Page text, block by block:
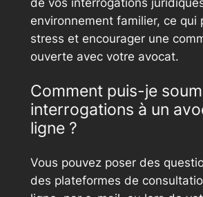
de vos interrogations
environnement familier, ce qui
stress et encourager une
ouverte avec votre avocat.
Comment puis-je
interrogations à un
ligne ?
Vous pouvez poser des
des plateformes de